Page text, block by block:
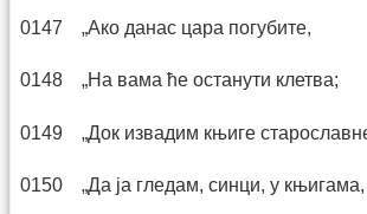
0147 „Ако данас цара погубите,
0148 „На вама ће останути клетва;
0149 „Док извадим књиге
0150 „Да ја гледам, синци, у књигама,